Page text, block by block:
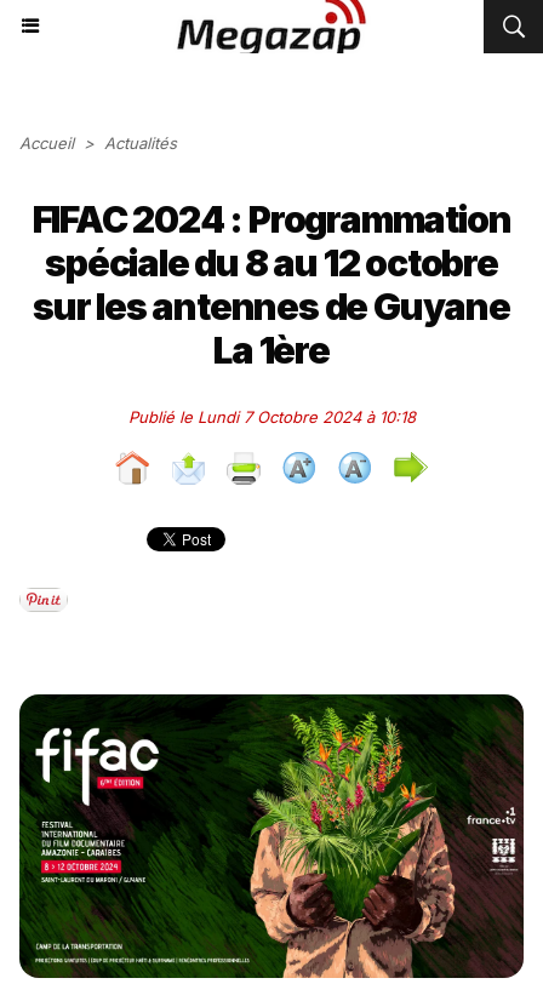
Accueil > Actualités
FIFAC 2024 : Programmation
spéciale du 8 au 12 octobre
sur les antennes de Guyane
La 1ère
Publié le Lundi 7 Octobre 2024 à 10:18